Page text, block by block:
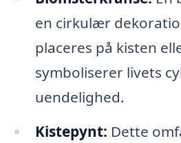
en cirkulær
placeres på kisten
symboliserer livets
uendelighed.
Kistepynt: Dette